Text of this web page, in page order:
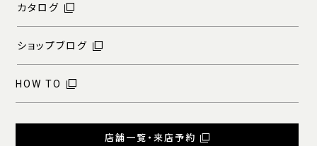
カタログ
ショップブログ
HOW TO
店舗一覧・来店予約